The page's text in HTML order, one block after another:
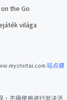
the Go
világa
站点健
，不得使用进行非法活